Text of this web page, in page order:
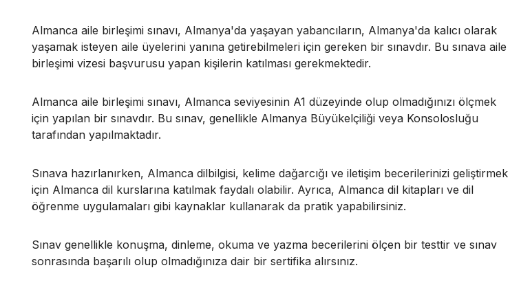
Almanca aile birleşimi sınavı, Almanya'da yaşayan yabancıların, Almanya'da kalıcı olarak
yaşamak isteyen aile üyelerini yanına getirebilmeleri için gereken bir sınavdır. Bu sınava aile
birleşimi vizesi başvurusu yapan kişilerin katılması gerekmektedir.
Almanca aile birleşimi sınavı, Almanca seviyesinin A1 düzeyinde olup olmadığınızı ölçmek
için yapılan bir sınavdır. Bu sınav, genellikle Almanya Büyükelçiliği veya Konsolosluğu
tarafından yapılmaktadır.
Sınava hazırlanırken, Almanca dilbilgisi, kelime dağarcığı ve iletişim becerilerinizi geliştirmek
için Almanca dil kurslarına katılmak faydalı olabilir. Ayrıca, Almanca dil kitapları ve dil
öğrenme uygulamaları gibi kaynaklar kullanarak da pratik yapabilirsiniz.
Sınav genellikle konuşma, dinleme, okuma ve yazma becerilerini ölçen bir testtir ve sınav
sonrasında başarılı olup olmadığınıza dair bir sertifika alırsınız.